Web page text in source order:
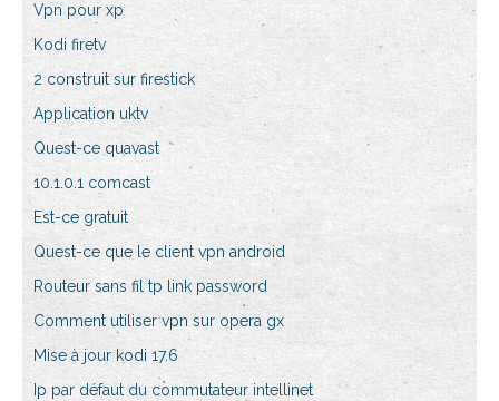
Vpn pour xp
Kodi firetv
2 construit sur firestick
Application uktv
Quest-ce quavast
10.1.0.1 comcast
Est-ce gratuit
Quest-ce que le client vpn android
Routeur sans fil tp link password
Comment utiliser vpn sur opera gx
Mise à jour kodi 17.6
Ip par défaut du commutateur intellinet